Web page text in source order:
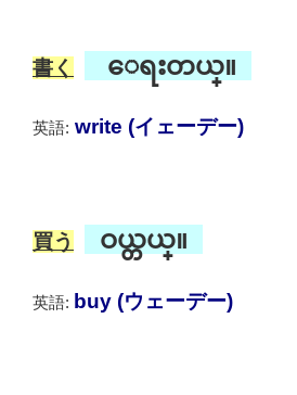
書く ေရးတယ္။
英語: write (イェーデー)
買う ဝယ္တယ္။
英語: buy (ウェーデー)